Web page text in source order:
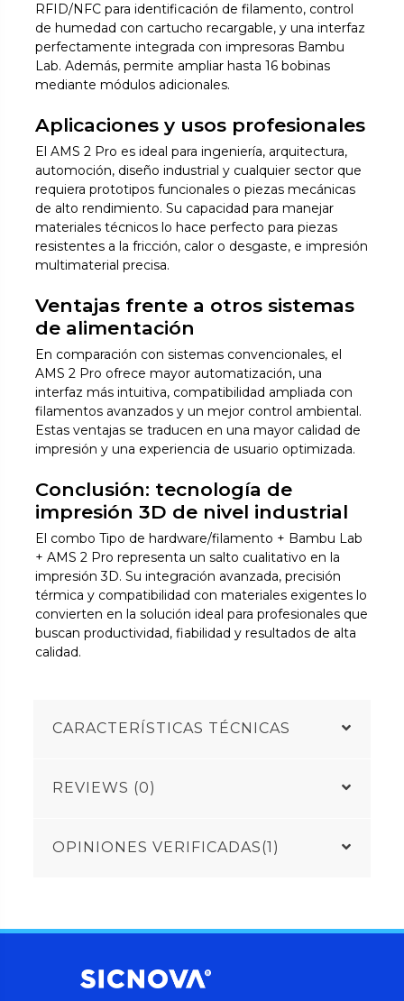
RFID/NFC para identificación de filamento, control
de humedad con cartucho recargable, y una interfaz
perfectamente integrada con impresoras Bambu
Lab. Además, permite ampliar hasta 16 bobinas
mediante módulos adicionales.
Aplicaciones y usos profesionales
El AMS 2 Pro es ideal para ingeniería, arquitectura,
automoción, diseño industrial y cualquier sector que
requiera prototipos funcionales o piezas mecánicas
de alto rendimiento. Su capacidad para manejar
materiales técnicos lo hace perfecto para piezas
resistentes a la fricción, calor o desgaste, e impresión
multimaterial precisa.
Ventajas frente a otros sistemas
de alimentación
En comparación con sistemas convencionales, el
AMS 2 Pro ofrece mayor automatización, una
interfaz más intuitiva, compatibilidad ampliada con
filamentos avanzados y un mejor control ambiental.
Estas ventajas se traducen en una mayor calidad de
impresión y una experiencia de usuario optimizada.
Conclusión: tecnología de
impresión 3D de nivel industrial
El combo Tipo de hardware/filamento + Bambu Lab
+ AMS 2 Pro representa un salto cualitativo en la
impresión 3D. Su integración avanzada, precisión
térmica y compatibilidad con materiales exigentes lo
convierten en la solución ideal para profesionales que
buscan productividad, fiabilidad y resultados de alta
calidad.
CARACTERÍSTICAS TÉCNICAS
REVIEWS (0)
OPINIONES VERIFICADAS(1)